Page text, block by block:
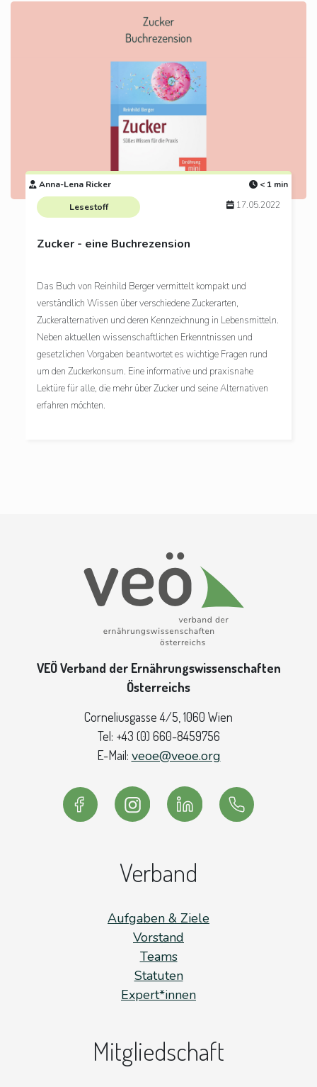
Anna-Lena Ricker
< 1 min
Lesestoff
17.05.2022
Zucker - eine Buchrezension
Das Buch von Reinhild Berger vermittelt kompakt und
verständlich Wissen über verschiedene Zuckerarten,
Zuckeralternativen und deren Kennzeichnung in Lebensmitteln.
Neben aktuellen wissenschaftlichen Erkenntnissen und
gesetzlichen Vorgaben beantwortet es wichtige Fragen rund
um den Zuckerkonsum. Eine informative und praxisnahe
Lektüre für alle, die mehr über Zucker und seine Alternativen
erfahren möchten.
VEÖ Verband der Ernährungswissenschaften
Österreichs
Corneliusgasse 4/5 , 1060 Wien
Tel: +43 (0) 660-8459756
E-Mail: veoe@veoe.org
Verband
Aufgaben & Ziele
Vorstand
Teams
Statuten
Expert*innen
Mitgliedschaft